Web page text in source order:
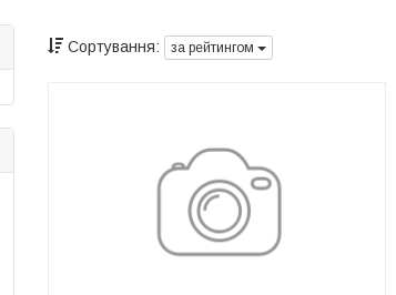
Сортування: за рейтингом